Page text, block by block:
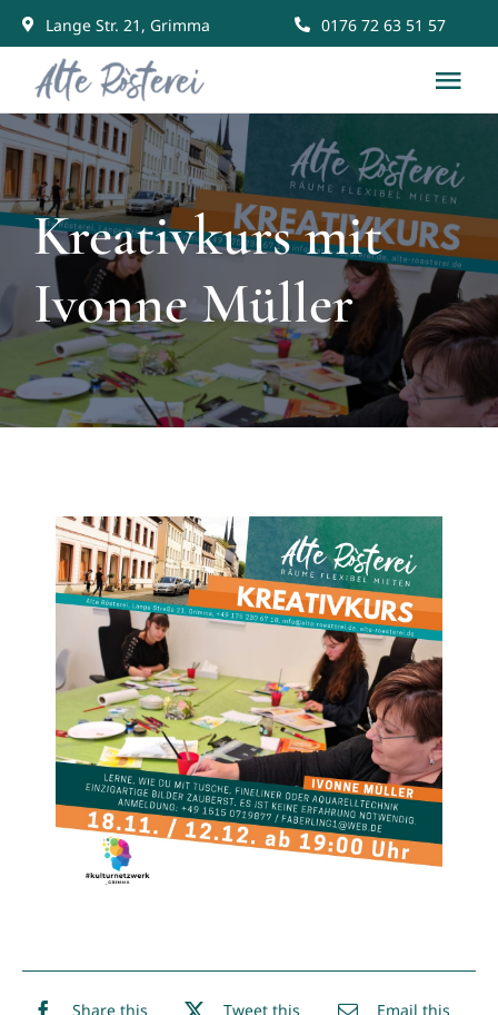
Skip
content
Lange Str. 21, Grimma 0176 72 63 51 57
Start
Räume mieten
Gemeinschaft
News & Events
Kreativkurs mit
Ivonne Müller
Share this Tweet this Email this